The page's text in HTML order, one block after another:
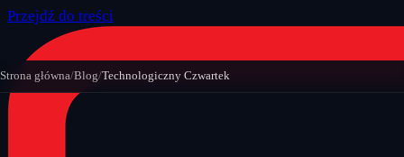
Przejdź do treści
Strona główna/Blog/Technologiczny Czwartek